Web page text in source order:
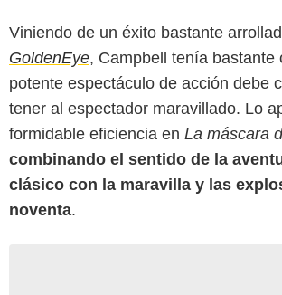
Viniendo de un éxito bastante
GoldenEye, Campbell tenía bastante
potente espectáculo de acción debe
tener al espectador maravillado. Lo
formidable eficiencia en La máscara
combinando el sentido de la
clásico con la maravilla y las
noventa.